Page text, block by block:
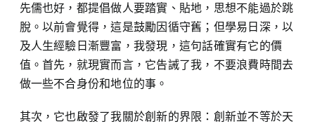
先儒也好，都提倡做人要踏實、貼地，思想不能過於跳
脫。以前會覺得，這是鼓勵因循守舊；但學易日深，以
及人生經驗日漸豐富，我發現，這句話確實有它的價
值。首先，就現實而言，它告誡了我，不要浪費時間去
做一些不合身份和地位的事。
其次，它也啟發了我關於創新的界限：創新並不等於天